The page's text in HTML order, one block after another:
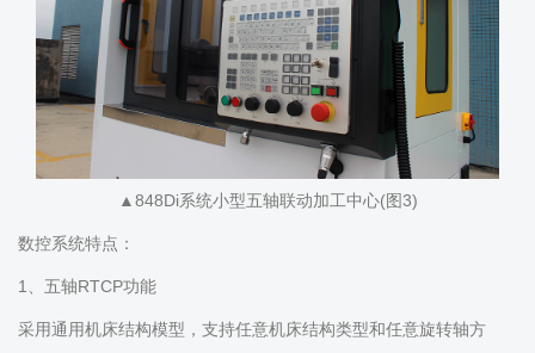
▲848Di系统小型五轴联动加工中心(图3)
数控系统特点：
1、五轴RTCP功能
采用通用机床结构模型，支持任意机床结构类型和任意旋转轴方